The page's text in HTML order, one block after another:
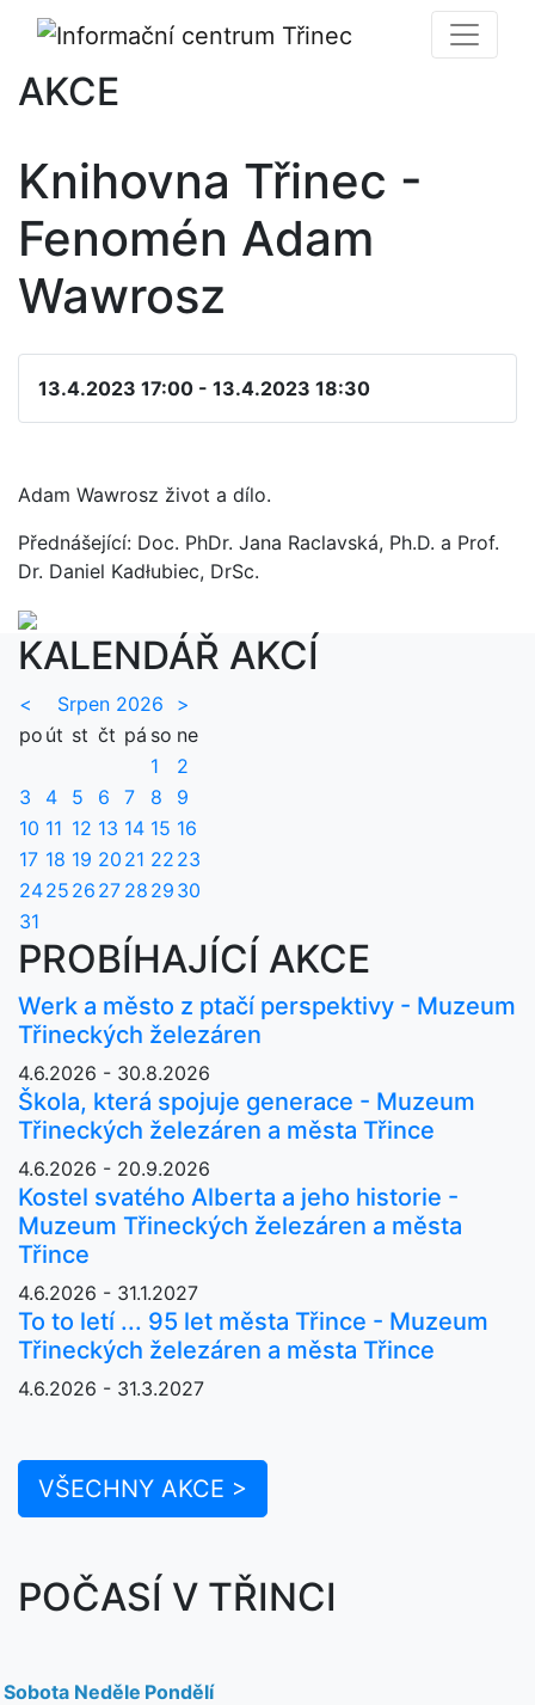
AKCE
Knihovna Třinec -
Fenomén Adam
Wawrosz
13.4.2023 17:00 - 13.4.2023 18:30
Adam Wawrosz život a dílo.
Přednášející: Doc. PhDr. Jana Raclavská, Ph.D. a Prof.
Dr. Daniel Kadłubiec, DrSc.
KALENDÁŘ AKCÍ
< Srpen 2026
>
po út st čt pá so ne
1
2
3
4 5 6 7 8
9
10 11 12 13 14 15 16
17 18 19 20 21 22 23
2425 26 27 28 29 30
31
PROBÍHAJÍCÍ AKCE
Werk a město z ptačí perspektivy - Muzeum
Třineckých železáren
4.6.2026 - 30.8.2026
Škola, která spojuje generace - Muzeum
Třineckých železáren a města Třince
4.6.2026 - 20.9.2026
Kostel svatého Alberta a jeho historie -
Muzeum Třineckých železáren a města
Třince
4.6.2026 - 31.1.2027
To to letí ... 95 let města Třince - Muzeum
Třineckých železáren a města Třince
4.6.2026 - 31.3.2027
VŠECHNY AKCE >
POČASÍ V TŘINCI
Sobota Neděle Pondělí